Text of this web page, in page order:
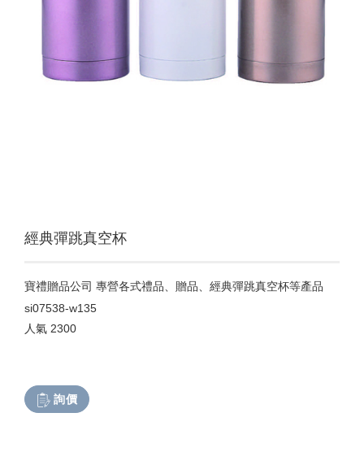
經典彈跳真空杯
寶禮贈品公司 專營各式禮品、贈品、經典彈跳真空杯等產品
si07538-w135
人氣 2300
詢價